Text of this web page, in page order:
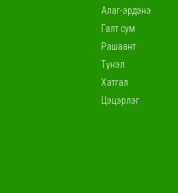
Алаг-эрдэнэ
Галт сум
Рашаант
Түнэл
Хатгал
Цэцэрлэг